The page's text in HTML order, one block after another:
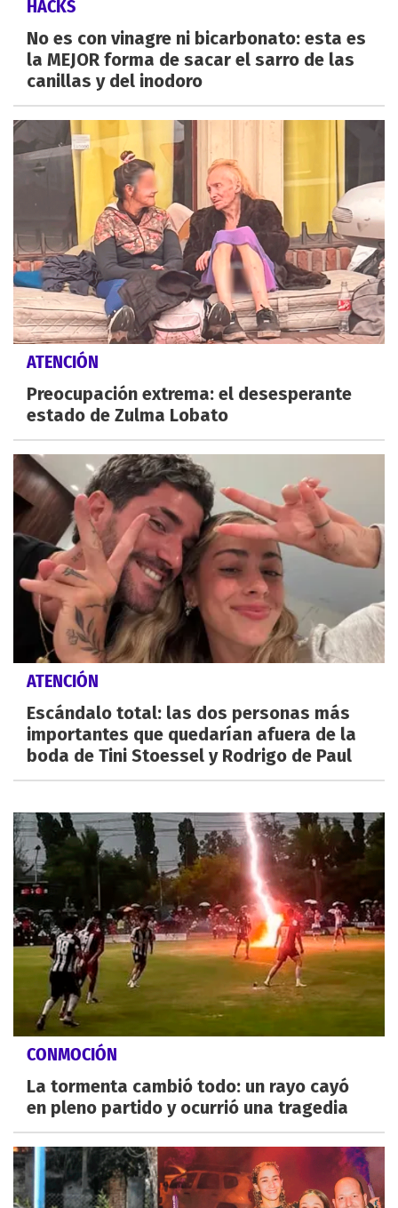
HACKS
No es con vinagre ni bicarbonato: esta es
la MEJOR forma de sacar el sarro de las
canillas y del inodoro
ATENCIÓN
Preocupación extrema: el desesperante
estado de Zulma Lobato
ATENCIÓN
Escándalo total: las dos personas más
importantes que quedarían afuera de la
boda de Tini Stoessel y Rodrigo de Paul
CONMOCIÓN
La tormenta cambió todo: un rayo cayó
en pleno partido y ocurrió una tragedia